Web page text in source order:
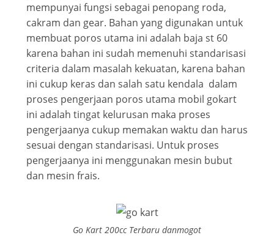
mempunyai fungsi sebagai penopang roda,
cakram dan gear. Bahan yang digunakan untuk
membuat poros utama ini adalah baja st 60
karena bahan ini sudah memenuhi standarisasi
criteria dalam masalah kekuatan, karena bahan
ini cukup keras dan salah satu kendala dalam
proses pengerjaan poros utama mobil gokart
ini adalah tingat kelurusan maka proses
pengerjaanya cukup memakan waktu dan harus
sesuai dengan standarisasi. Untuk proses
pengerjaanya ini menggunakan mesin bubut
dan mesin frais.
Go Kart 200cc Terbaru danmogot